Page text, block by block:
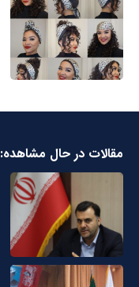
مقالات در حال مشاهده: